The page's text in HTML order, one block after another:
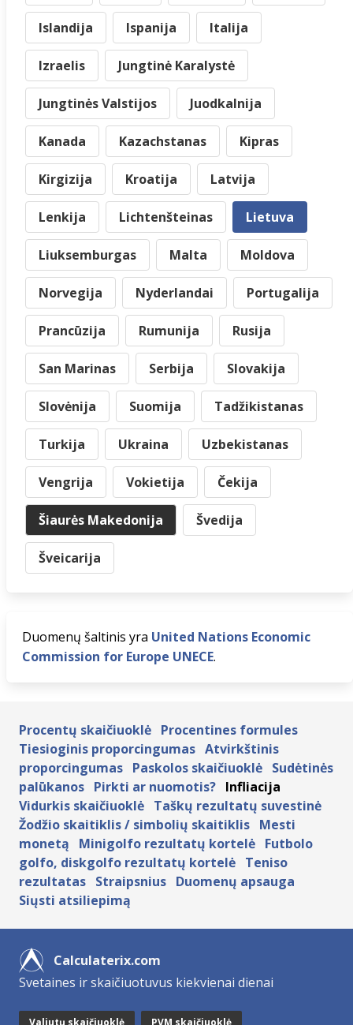
Islandija Ispanija Italija
Izraelis Jungtinė Karalystė
Jungtinės Valstijos Juodkalnija
Kanada Kazachstanas Kipras
Kirgizija Kroatija Latvija
Lenkija Lichtenšteinas Lietuva
Liuksemburgas Malta Moldova
Norvegija Nyderlandai Portugalija
Prancūzija Rumunija Rusija
San Marinas Serbija Slovakija
Slovėnija Suomija Tadžikistanas
Turkija Ukraina Uzbekistanas
Vengrija Vokietija Čekija
Šiaurės Makedonija Švedija
Šveicarija
Duomenų šaltinis yra United Nations Economic
Commission for Europe UNECE.
Procentų skaičiuoklė Procentines formules
Tiesioginis proporcingumas Atvirkštinis
proporcingumas Paskolos skaičiuoklė Sudėtinės
palūkanos Pirkti ar nuomotis? Infliacija
Vidurkis skaičiuoklė Taškų rezultatų suvestinė
Žodžio skaitiklis / simbolių skaitiklis Mesti
monetą
Minigolfo rezultatų kortelė Futbolo
golfo, diskgolfo rezultatų kortelė Teniso
rezultatas Straipsnius Duomenų apsauga
Siųsti atsiliepimą
Calculaterix.com
Svetaines ir skaičiuotuvus kiekvienai dienai
Valiutų skaičiuoklė PVM skaičiuoklė